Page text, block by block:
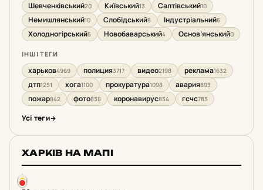
Шевченківський20 Київський13 Салтівський10
Немишлянський10 Слобідський8 Індустріальний6
Холодногірський5 Новобаварський4 Основ’янський0
ІНШІ ТЕГИ
харьков4969 полиция3717 видео2198 реклама1632
дтп1251 хога1100 прокуратура1098 авария893
пожар842 фото838 коронавирус834 гсчс785
Усі теги
ХАРКІВ НА МАПІ